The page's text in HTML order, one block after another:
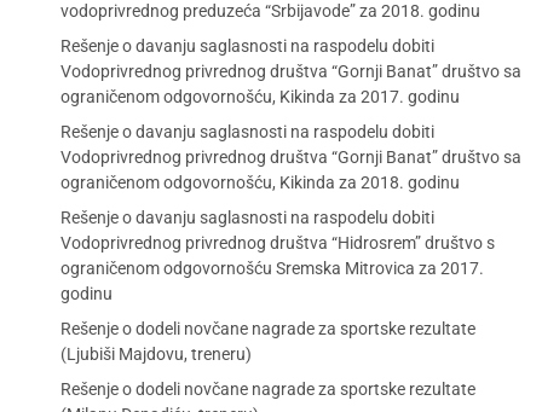
vodoprivrednog preduzeća “Srbijavode” za 2018. godinu
Rešenje o davanju saglasnosti na raspodelu dobiti
Vodoprivrednog privrednog društva “Gornji Banat” društvo sa
ograničenom odgovornošću, Kikinda za 2017. godinu
Rešenje o davanju saglasnosti na raspodelu dobiti
Vodoprivrednog privrednog društva “Gornji Banat” društvo sa
ograničenom odgovornošću, Kikinda za 2018. godinu
Rešenje o davanju saglasnosti na raspodelu dobiti
Vodoprivrednog privrednog društva “Hidrosrem” društvo s
ograničenom odgovornošću Sremska Mitrovica za 2017.
godinu
Rešenje o dodeli novčane nagrade za sportske rezultate
(Ljubiši Majdovu, treneru)
Rešenje o dodeli novčane nagrade za sportske rezultate